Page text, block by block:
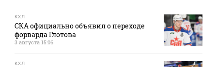
КХЛ
СКА официально объявил о переходе
форварда Глотова
3 августа 15:06
КХЛ